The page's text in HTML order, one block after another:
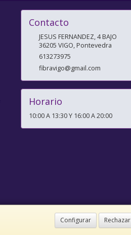
Configurar Rechazar
Contacto
JESUS FERNANDEZ, 4 BAJO
36205 VIGO,Pontevedra
613273975
fibravigo@gmail.com
Horario
10:00 A 13:30 Y 16:00 A 20:00